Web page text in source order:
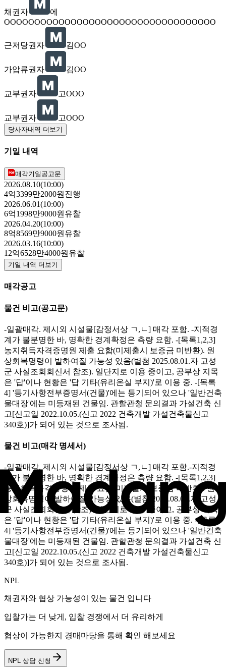
채권자
에
OOOOOOOOOOOOOOOOOOOOOOOOOOOOOOOOOOO
근저당권자 김OO
가압류권자 김OO
교부권자 고OOO
교부권자 고OOO
당사자내역 더보기
기일 내역
매각기일공고문
2026.08.10(10:00)
4억3399만2000원 진행
2026.06.01(10:00)
6억1998만9000원 유찰
2026.04.20(10:00)
8억8569만9000원 유찰
2026.03.16(10:00)
12억6528만4000원 유찰
기일 내역 더보기
매각공고
물건 비고(공고문)
-일괄매각. 제시외 시설물[감정서상 ㄱ,ㄴ] 매각 포함. -지적경
계가 불분명한 바, 명확한 경계확정은 측량 요함. -[목록1,2,3]
농지취득자격증명원 제출 요함(미제출시 보증금 미반환). 원
상회복명령이 발하여질 가능성 있음(별첨 2025.08.01.자 고성
군 사실조회회신서 참조). 일단지로 이용 중이고, 공부상 지목
은 '답'이나 현황은 '답 기타(유리온실 부지)'로 이용 중. -[목록
4] '등기사항전부증명서(건물)'에는 등기되어 있으나 '일반건축
물대장'에는 미등재된 건물임. 관할관청 문의결과 가설건축 신
고[신고일 2022.10.05.(신고 2022 건축개발 가설건축물신고
340호)]가 되어 있는 것으로 조사됨.
물건 비고(매각 명세서)
-일괄매각. 제시외 시설물[감정서상 ㄱ,ㄴ] 매각 포함.-지적경
계가 불분명한 바, 명확한 경계확정은 측량 요함. -[목록1,2,3]
농지취득자격증명원 제출 요함(미제출시 보증금 미반환). 원
상회복명령이 발하여질 가능성 있음(별첨 2025.08.01.자 고성
군 사실조회회신서 참조). 일단지로 이용 중이고, 공부상 지목
은 '답'이나 현황은 '답 기타(유리온실 부지)'로 이용 중. -[목록
4] '등기사항전부증명서(건물)'에는 등기되어 있으나 '일반건축
물대장'에는 미등재된 건물임. 관할관청 문의결과 가설건축 신
고[신고일 2022.10.05.(신고 2022 건축개발 가설건축물신고
340호)]가 되어 있는 것으로 조사됨.
NPL
채권자와 협상 가능성이 있는 물건 입니다
입찰가는 더 낮게, 입찰 경쟁에서 더 유리하게
협상이 가능한지 경매마당을 통해 확인 해보세요
NPL 상담 신청